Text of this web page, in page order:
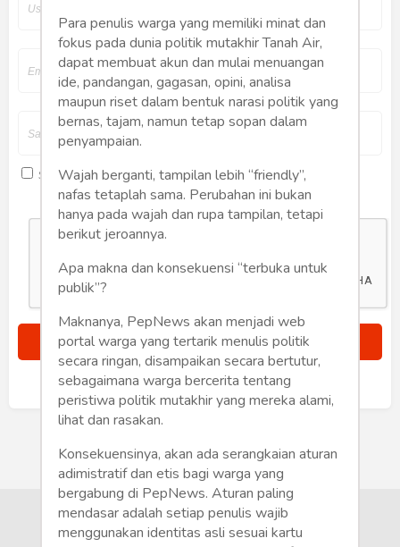
Hankam
Internasional
Bisnis
Humaniora
Sketsa
Tekno
Gaya
Wisata
Wanita
Saya setuju denganterm dan kondisi
Sudah punya akun? Masuk
Para penulis warga yang memiliki minat dan
fokus pada dunia politik mutakhir Tanah Air,
dapat membuat akun dan mulai menuangan
ide, pandangan, gagasan, opini, analisa
maupun riset dalam bentuk narasi politik yang
bernas, tajam, namun tetap sopan dalam
penyampaian.
Wajah berganti, tampilan lebih “friendly”,
nafas tetaplah sama. Perubahan ini bukan
hanya pada wajah dan rupa tampilan, tetapi
berikut jeroannya.
Apa makna dan konsekuensi “terbuka untuk
publik”?
Maknanya, PepNews akan menjadi web
portal warga yang tertarik menulis politik
secara ringan, disampaikan secara bertutur,
sebagaimana warga bercerita tentang
peristiwa politik mutakhir yang mereka alami,
lihat dan rasakan.
Konsekuensinya, akan ada serangkaian aturan
adimistratif dan etis bagi warga yang
bergabung di PepNews. Aturan paling
mendasar adalah setiap penulis wajib
menggunakan identitas asli sesuai kartu